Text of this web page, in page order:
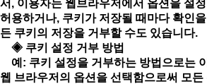
서, 이용자는 웹브라우저에서 옵션을 설
허용하거나, 쿠키가 저장될 때마다 확인
든 쿠키의 저장을 거부할 수도 있습니다.
◈ 쿠키 설정 거부 방법
예: 쿠키 설정을 거부하는 방법으로는
웹 브라우저의 옵션을 선택함으로써 모